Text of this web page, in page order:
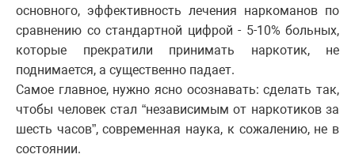
основного, эффективность лечения наркоманов по
сравнению со стандартной цифрой - 5-10% больных,
которые прекратили принимать наркотик, не
поднимается, а существенно падает.
Самое главное, нужно ясно осознавать: сделать так,
чтобы человек стал “независимым от наркотиков за
шесть часов”, современная наука, к сожалению, не в
состоянии.